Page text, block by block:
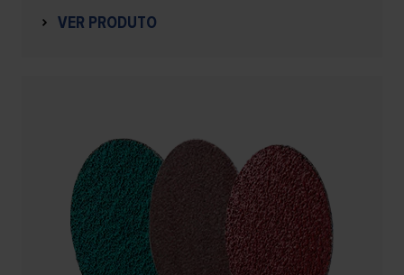
VER PRODUTO